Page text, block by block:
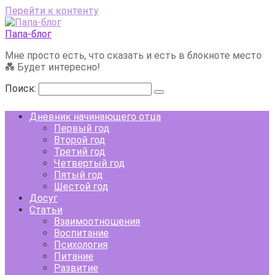
Перейти к контенту
Папа-блог
Мне просто есть, что сказать и есть в блокноте место
💑 Будет интересно!
Поиск:
Дневник начинающего отца
Первый год
Второй год
Третий год
Четвертый год
Пятый год
Шестой год
Досуг
Статьи
Взаимоотношения
Воспитание
Психология
Питание
Развитие